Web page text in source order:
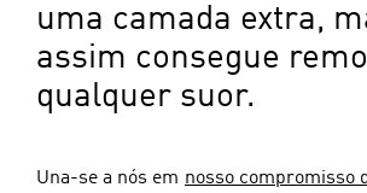
uma camada extra,
assim consegue
qualquer suor.
Una-se a nós em nosso compromisso